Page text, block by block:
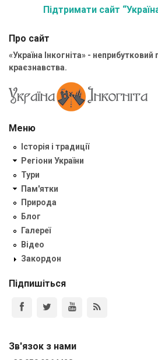
Підтримати сайт
Про сайт
«Україна Інкогніта» - неприбутковий
краєзнавства.
Меню
Історія і традиції
Регіони України
Тури
Пам'ятки
Природа
Блог
Галереї
Відео
Закордон
Підпишіться
Зв'язок з нами